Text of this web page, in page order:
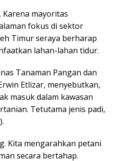
mayoritas
fokus di sektor
Timur seraya berharap
lahan-lahan tidur.
Tanaman Pangan dan
Etlizar, menyebutkan,
masuk dalam kawasan
Tetutama jenis padi,
Kita mengarahkan petani
secara bertahap.